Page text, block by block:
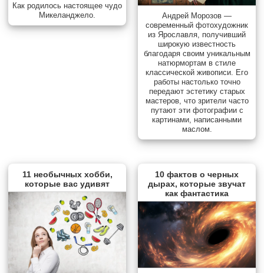
Как родилось настоящее чудо
Микеланджело.
Андрей Морозов —
современный фотохудожник
из Ярославля, получивший
широкую известность
благодаря своим уникальным
натюрмортам в стиле
классической живописи. Его
работы настолько точно
передают эстетику старых
мастеров, что зрители часто
путают эти фотографии с
картинами, написанными
маслом.
11 необычных хобби,
которые вас удивят
10 фактов о черных
дырах, которые звучат
как фантастика